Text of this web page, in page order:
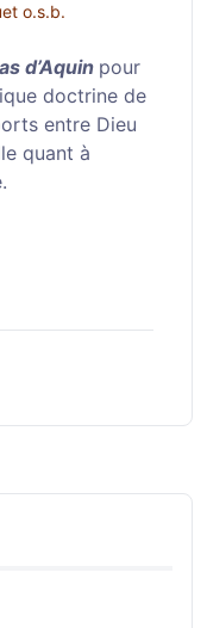
o.s.b.
d’Aquin pour
doctrine de
entre Dieu
quant à